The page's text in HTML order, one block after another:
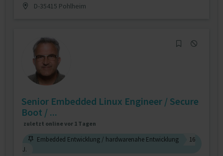
D-35415 Pohlheim
Senior Embedded Linux Engineer / Secure
Boot / ...
zuletzt online vor 1 Tagen
Embedded Entwicklung / hardwarenahe Entwicklung
16
J.